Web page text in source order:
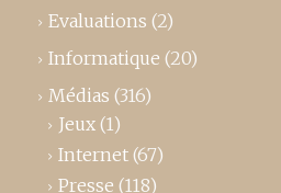
Evaluations (2)
Informatique (20)
Médias (316)
Jeux (1)
Internet (67)
Presse (118)